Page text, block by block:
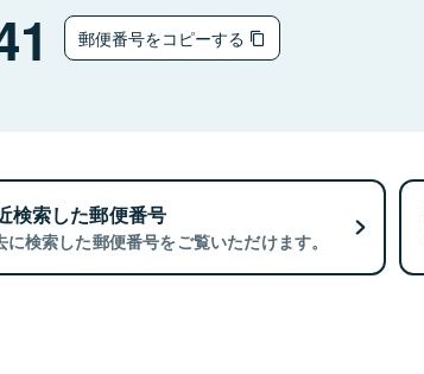
郵便番号をコピーする
検索した郵便番号
に検索した郵便番号をご覧いただけます。